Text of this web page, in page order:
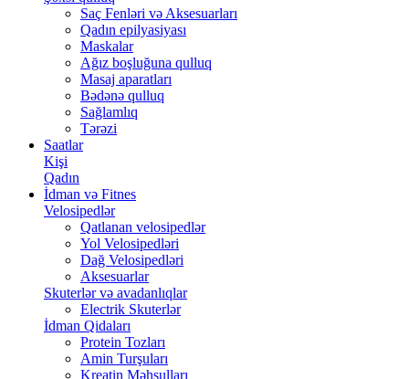
Saç Fenləri və Aksesuarları
Qadın epilyasiyası
Maskalar
Ağız boşluğuna qulluq
Masaj aparatları
Bədənə qulluq
Sağlamlıq
Tərəzi
Saatlar
Kişi
Qadın
İdman və Fitnes
Velosipedlər
Qatlanan velosipedlər
Yol Velosipedləri
Dağ Velosipedləri
Aksesuarlar
Skuterlər və avadanlıqlar
Electrik Skuterlər
İdman Qidaları
Protein Tozları
Amin Turşuları
Kreatin Məhsulları